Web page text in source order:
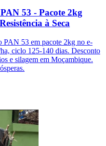
53 - Pacote 2kg
à Seca
53 em pacote 2kg no e-
ciclo 125-140 dias. Desconto
e silagem em Moçambique.